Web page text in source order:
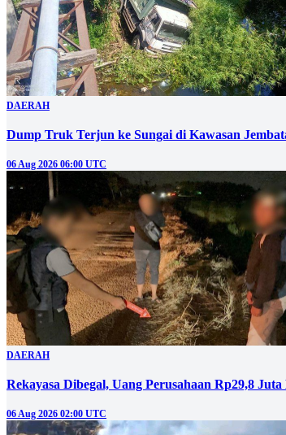
DAERAH
Dump Truk Terjun ke Sungai di Kawasan
06 Aug 2026 06:00 UTC
DAERAH
Rekayasa Dibegal, Uang Perusahaan Rp29,8
06 Aug 2026 02:00 UTC